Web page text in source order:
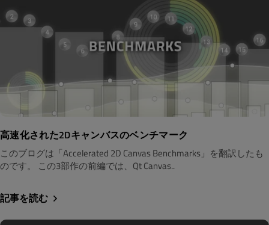
高速化された2Dキャンバスのベンチマーク
このブログは「Accelerated 2D Canvas Benchmarks」を翻訳したも
のです。 この3部作の前編では、Qt Canvas..
記事を読む